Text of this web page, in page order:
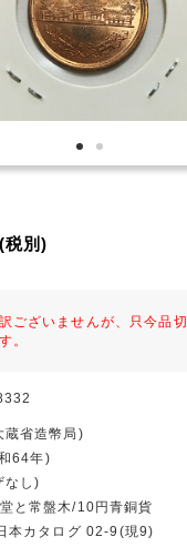
税別)
ございませんが、只今品
。
蔵省造幣局)
64年)
なし)
と常盤木/10円青銅貨
本カタログ 02-9(現9)